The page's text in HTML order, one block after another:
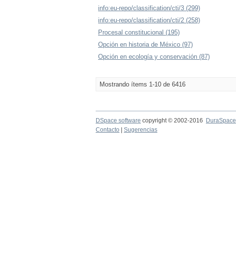
info:eu-repo/classification/cti/3 (299)
info:eu-repo/classification/cti/2 (258)
Procesal constitucional (195)
Opción en historia de México (97)
Opción en ecología y conservación (87)
Mostrando ítems 1-10 de 6416
DSpace software copyright © 2002-2016 DuraSpace
Contacto
Sugerencias